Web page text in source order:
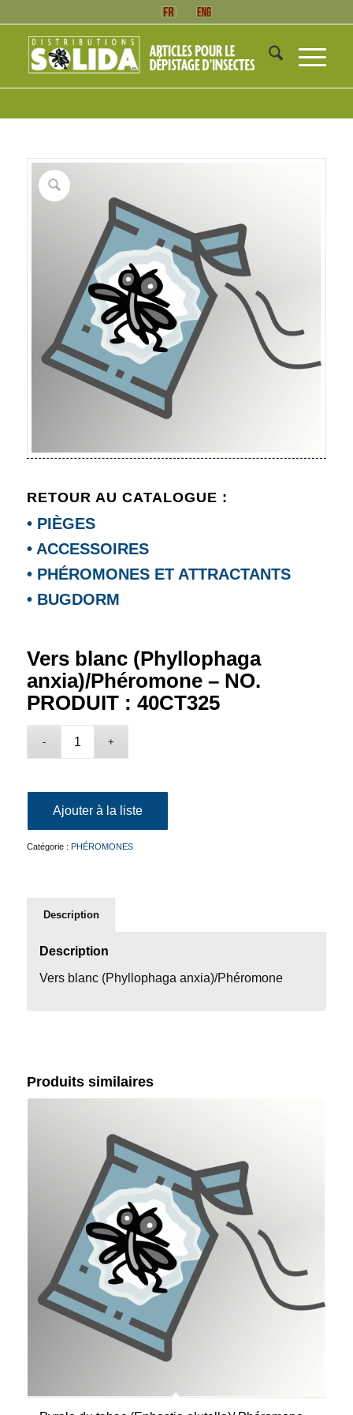
RETOUR AU CATALOGUE :
• PIÈGES
• ACCESSOIRES
• PHÉROMONES ET ATTRACTANTS
• BUGDORM
Vers blanc (Phyllophaga
anxia)/Phéromone – NO.
PRODUIT : 40CT325
Ajouter à la liste
Catégorie : PHÉROMONES
Description
Description
Vers blanc (Phyllophaga anxia)/Phéromone
Produits similaires